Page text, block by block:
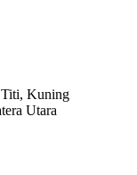
Titi, Kuning
Utara